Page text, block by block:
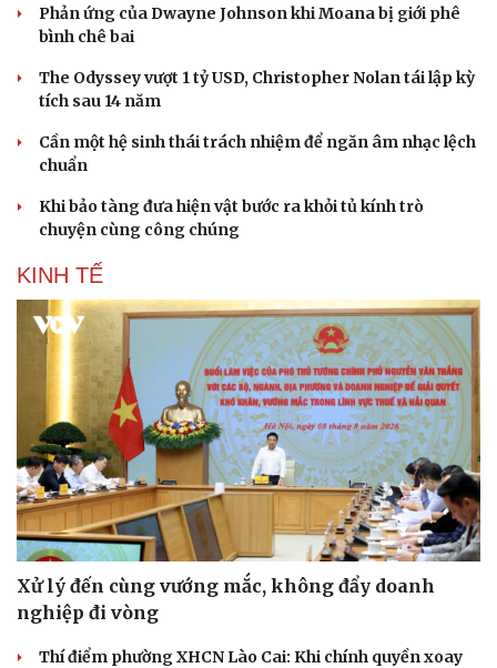
Phản ứng của Dwayne Johnson khi Moana bị giới phê
bình chê bai
The Odyssey vượt 1 tỷ USD, Christopher Nolan tái lập kỳ
tích sau 14 năm
Cần một hệ sinh thái trách nhiệm để ngăn âm nhạc lệch
chuẩn
Khi bảo tàng đưa hiện vật bước ra khỏi tủ kính trò
chuyện cùng công chúng
KINH TẾ
Xử lý đến cùng vướng mắc, không đẩy doanh
nghiệp đi vòng
Thí điểm phường XHCN Lào Cai: Khi chính quyền xoay